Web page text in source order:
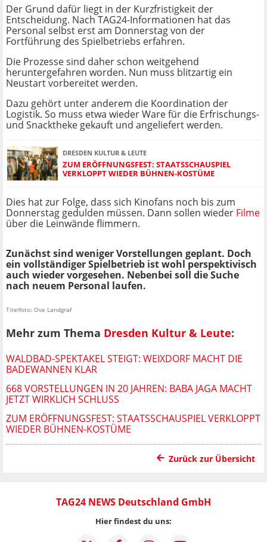
Der Grund dafür liegt in der Kurzfristigkeit der
Entscheidung. Nach TAG24-Informationen hat das
Personal selbst erst am Donnerstag von der
Fortführung des Spielbetriebs erfahren.
Die Prozesse sind daher schon weitgehend
heruntergefahren worden. Nun muss blitzartig ein
Neustart vorbereitet werden.
Dazu gehört unter anderem die Koordination der
Logistik. So muss etwa wieder Ware für die Erfrischungs-
und Snacktheke gekauft und angeliefert werden.
DRESDEN KULTUR & LEUTE
ZUM ERÖFFNUNGSFEST: STAATSSCHAUSPIEL
VERKLOPPT WIEDER BÜHNEN-KOSTÜME
Dies hat zur Folge, dass sich Kinofans noch bis zum
Donnerstag gedulden müssen. Dann sollen wieder Filme
über die Leinwände flimmern.
Zunächst sind weniger Vorstellungen geplant. Doch
ein vollständiger Spielbetrieb ist wohl perspektivisch
auch wieder vorgesehen. Nebenbei soll die Suche
nach neuem Personal laufen.
Titelfoto: Ove Landgraf
Mehr zum Thema Dresden Kultur & Leute:
WALDBAD-SPEKTAKEL STEIGT: WEIXDORF MACHT DIE
BADEWANNEN KLAR
668 VORSTELLUNGEN IN 20 JAHREN: BABA JAGA MACHT
JETZT WIRKLICH SCHLUSS
ZUM ERÖFFNUNGSFEST: STAATSSCHAUSPIEL VERKLOPPT
WIEDER BÜHNEN-KOSTÜME
Zurück zur Übersicht
TAG24 NEWS Deutschland GmbH
Hier findest du uns: